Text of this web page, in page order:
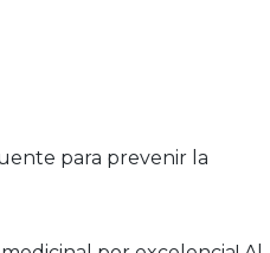
para prevenir la